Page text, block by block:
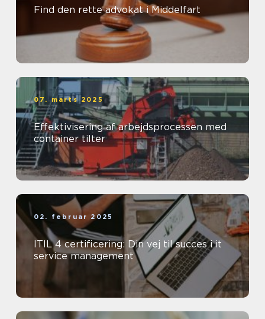
Find den rette advokat i Middelfart
07. marts 2025
Effektivisering af arbejdsprocessen med
container tilter
02. februar 2025
ITIL 4 certificering: Din vej til succes i it
service management